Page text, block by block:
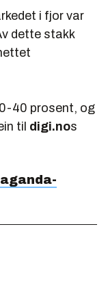
i fjor var
dette stakk
40 prosent, og
til digi.nos